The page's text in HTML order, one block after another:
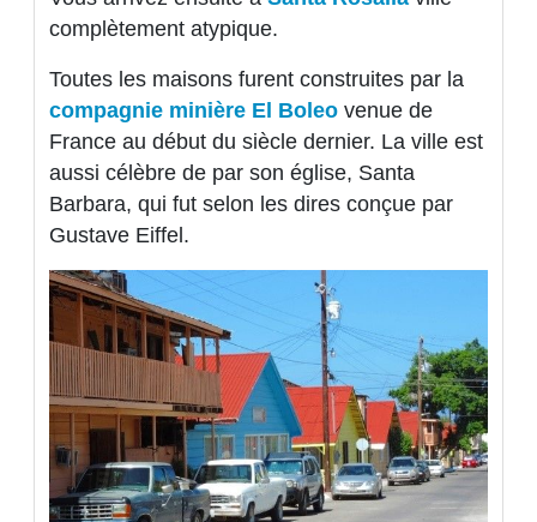
complètement atypique.
Toutes les maisons furent construites par la
compagnie minière El Boleo venue de
France au début du siècle dernier. La ville est
aussi célèbre de par son église, Santa
Barbara, qui fut selon les dires conçue par
Gustave Eiffel.